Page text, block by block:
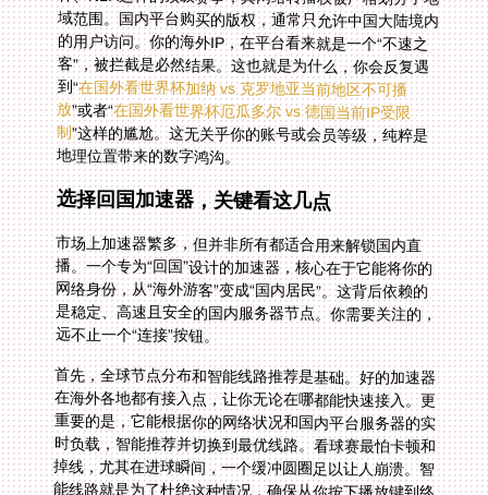
到“在国外看世界杯加纳 vs 克罗地亚当前地区不可播
放”或者“在国外看世界杯厄瓜多尔 vs 德国当前IP受限
制”这样的尴尬。这无关乎你的账号或会员等级，纯粹是
地理位置带来的数字鸿沟。
选择回国加速器，关键看这几点
市场上加速器繁多，但并非所有都适合用来解锁国内直
播。一个专为“回国”设计的加速器，核心在于它能将你的
网络身份，从“海外游客”变成“国内居民”。这背后依赖的
是稳定、高速且安全的国内服务器节点。你需要关注的，
远不止一个“连接”按钮。
首先，全球节点分布和智能线路推荐是基础。好的加速器
在海外各地都有接入点，让你无论在哪都能快速接入。更
重要的是，它能根据你的网络状况和国内平台服务器的实
时负载，智能推荐并切换到最优线路。看球赛最怕卡顿和
掉线，尤其在进球瞬间，一个缓冲圆圈足以让人崩溃。智
能线路就是为了杜绝这种情况，确保从你按下播放键到终